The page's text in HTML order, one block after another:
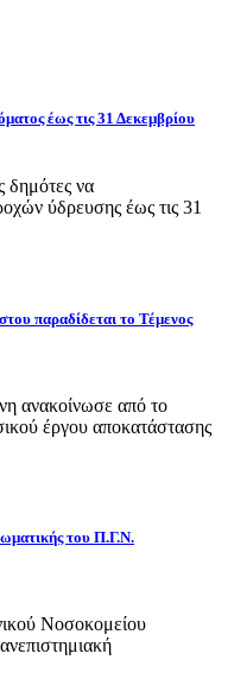
έως τις 31 Δεκεμβρίου
δημότες να
ύδρευσης έως τις 31
παραδίδεται το Τέμενος
ανακοίνωσε από το
έργου αποκατάστασης
του Π.Γ.Ν.
Νοσοκομείου